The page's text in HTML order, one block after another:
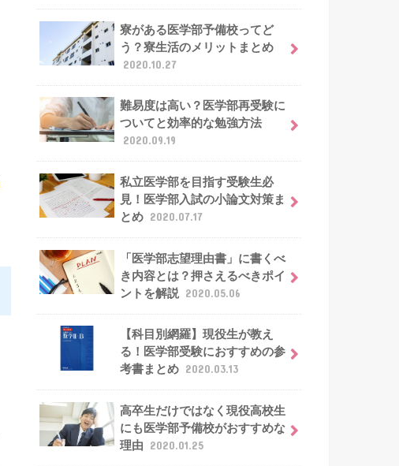
寮がある医学部予備校ってど
う？寮生活のメリットまとめ
2020.10.27
難易度は高い？医学部再受験に
ついてと効率的な勉強方法
2020.09.19
私立医学部を目指す受験生必
見！医学部入試の小論文対策ま
とめ 2020.07.17
「医学部志望理由書」に書くべ
き内容とは？押さえるべきポイ
ントを解説 2020.05.06
【科目別網羅】現役生が教え
る！医学部受験におすすめの参
考書まとめ 2020.03.13
高卒生だけではなく現役高校生
にも医学部予備校がおすすめな
理由
2020.01.25